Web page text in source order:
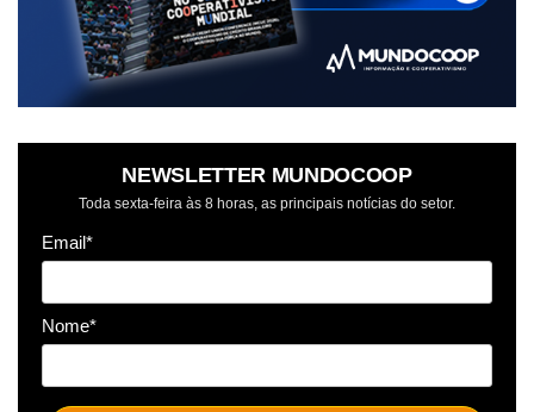
NEWSLETTER MUNDOCOOP
Toda sexta-feira às 8 horas, as principais notícias do setor.
Email*
Nome*